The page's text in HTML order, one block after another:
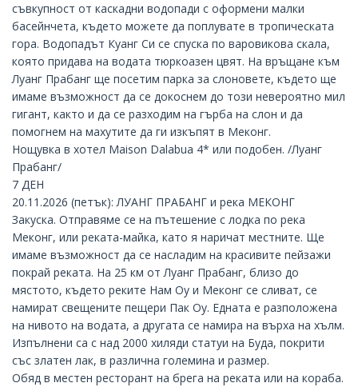
съвкупност от каскадни водопади с оформени малки
басейнчета, където можете да поплувате в тропическата
гора. Водопадът Куанг Си се спуска по варовикова скала,
която придава на водата тюркоазен цвят. На връщане към
Луанг Прабанг ще посетим парка за слоновете, където ще
имаме възможност да се докоснем до този невероятно мил
гигант, както и да се разходим на гърба на слон и да
помогнем на махутите да ги изкъпят в Меконг.
Нощувка в хотел Maison Dalabua 4* или подобен. /Луанг
Прабанг/
7 ДЕН
20.11.2026 (петък): ЛУАНГ ПРАБАНГ и река МЕКОНГ
Закуска. Отправяме се на пътешение с лодка по река
Меконг, или реката-майка, като я наричат местните. Ще
имаме възможност да се насладим на красивите пейзажи
покрай реката. На 25 км от Луанг Прабанг, близо до
мястото, където реките Нам Оу и Меконг се сливат, се
намират свещените пещери Пак Оу. Едната е разположена
на нивото на водата, а другата се намира на върха на хълм.
Изпълнени са с над 2000 хиляди статуи на Буда, покрити
със златен лак, в различна големина и размер.
Обяд в местен ресторант на брега на реката или на кораба.